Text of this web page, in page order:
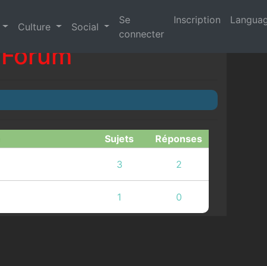
Culture Social
Se
connecter
Inscription
Forum
Sujets
Réponses
3 2
1 0